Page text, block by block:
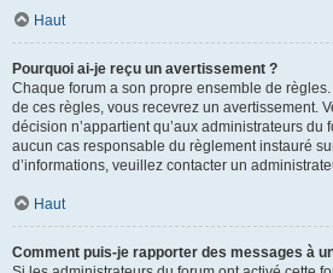
Haut
Pourquoi ai-je reçu un avertissement ?
Chaque forum a son propre ensemble de
de ces règles, vous recevrez un avertissement.
décision n’appartient qu’aux administrateurs du
aucun cas responsable du règlement instauré
d’informations, veuillez contacter un
Haut
Comment puis-je rapporter des messages à